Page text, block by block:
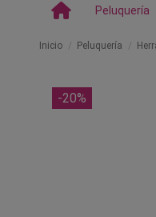
Peluquería
Inicio Peluquería
-20%